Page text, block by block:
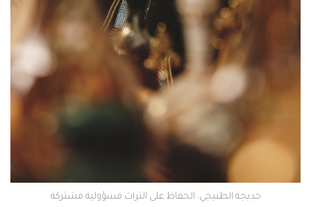
خديجة الطنيجي: الحفاظ على التراث مسؤولية مشتركة